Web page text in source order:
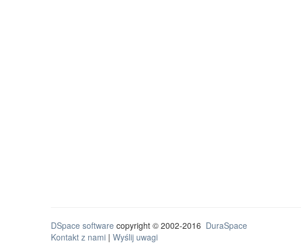
DSpace software copyright © 2002-2016 DuraSpace
Kontakt z nami | Wyślij uwagi